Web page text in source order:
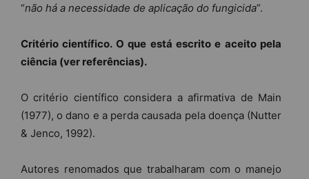
“não há a necessidade de aplicação do fungicida”.
Critério científico. O que está escrito e aceito pela
ciência (ver referências).
O critério científico considera a afirmativa de Main
(1977), o dano e a perda causada pela doença (Nutter
& Jenco, 1992).
Autores renomados que trabalharam com o manejo